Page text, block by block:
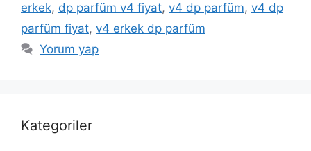
erkek, dp parfüm v4 fiyat, v4 dp parfüm, v4 dp
parfüm fiyat, v4 erkek dp parfüm
Yorum yap
Kategoriler